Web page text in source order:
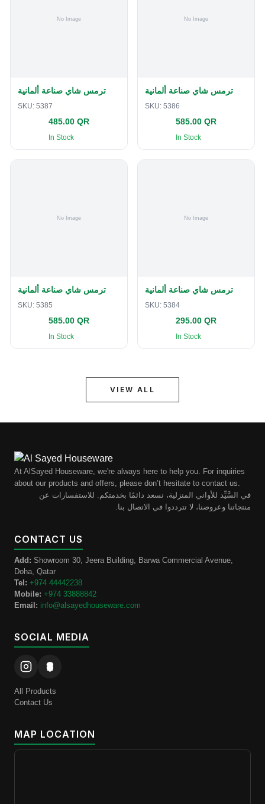
ترمس شاي صناعة ألمانية
SKU: 5387
485.00 QR
In Stock
ترمس شاي صناعة ألمانية
SKU: 5386
585.00 QR
In Stock
ترمس شاي صناعة ألمانية
SKU: 5385
585.00 QR
In Stock
ترمس شاي صناعة ألمانية
SKU: 5384
295.00 QR
In Stock
VIEW ALL
At AlSayed Houseware, we're always here to help you. For inquiries
about our products and offers, please don’t hesitate to contact us.
في السَّيِّد للأواني المنزلية، نسعد دائمًا بخدمتكم. للاستفسارات عن
منتجاتنا وعروضنا، لا تترددوا في الاتصال بنا.
CONTACT US
Add: Showroom 30, Jeera Building, Barwa Commercial Avenue,
Doha, Qatar
Tel: +974 44442238
Mobile: +974 33888842
Email: info@alsayedhouseware.com
SOCIAL MEDIA
All Products
Contact Us
MAP LOCATION